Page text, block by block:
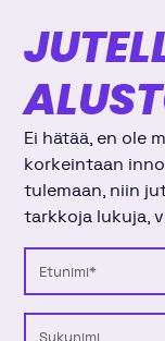
Ei hätää, en ole
korkeintaan
tulemaan, niin
tarkkoja lukuja,